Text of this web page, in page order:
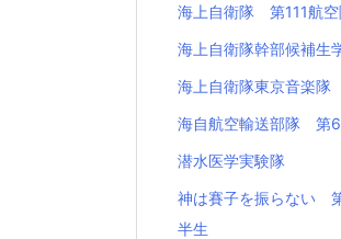
海上自衛隊 第111航
海上自衛隊幹部候補生
海上自衛隊東京音楽隊
海自航空輸送部隊 第
潜水医学実験隊
神は賽子を振らない
半生